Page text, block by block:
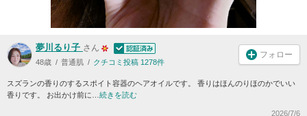
夢川るり子 さん
48歳 普通肌 クチコミ投稿 1278件
フォロー
スズランの香りのするスポイト容器のヘアオイルです。 香りはほんのりほのかでいい
香りです。 お出かけ前に… 続きを読む
2026/7/6